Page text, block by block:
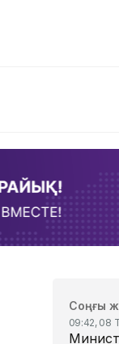
Соңғы
09:42, 08